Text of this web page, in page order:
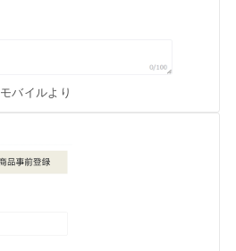
モバイルより